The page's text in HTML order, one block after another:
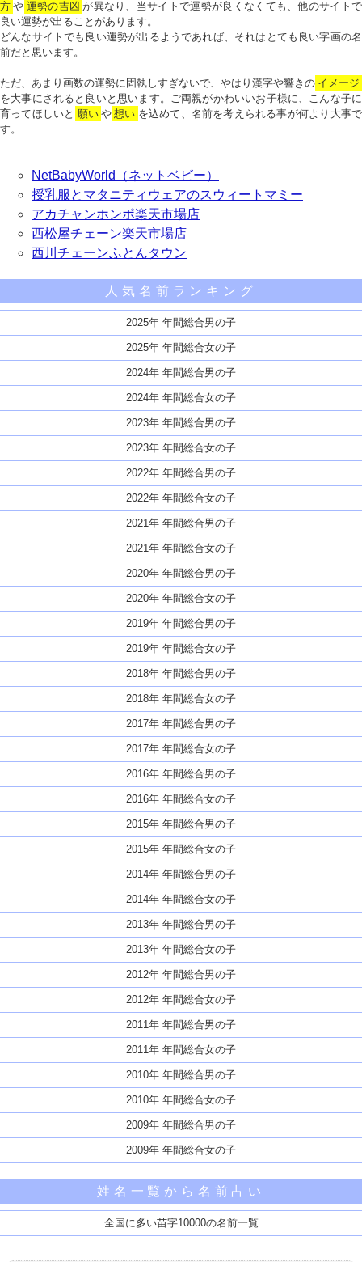
方 や 運勢の吉凶 が異なり、当サイトで運勢が良くなくても、他のサイトで
良い運勢が出ることがあります。
どんなサイトでも良い運勢が出るようであれば、それはとても良い字画の名
前だと思います。
ただ、あまり画数の運勢に固執しすぎないで、やはり漢字や響きの イメージ
を大事にされると良いと思います。ご両親がかわいいお子様に、こんな子に
育ってほしいと 願い や 想い を込めて、名前を考えられる事が何より大事で
す。
NetBabyWorld（ネットベビー）
授乳服とマタニティウェアのスウィートマミー
アカチャンホンポ楽天市場店
西松屋チェーン楽天市場店
西川チェーンふとんタウン
人気名前ランキング
2025年 年間総合男の子
2025年 年間総合女の子
2024年 年間総合男の子
2024年 年間総合女の子
2023年 年間総合男の子
2023年 年間総合女の子
2022年 年間総合男の子
2022年 年間総合女の子
2021年 年間総合男の子
2021年 年間総合女の子
2020年 年間総合男の子
2020年 年間総合女の子
2019年 年間総合男の子
2019年 年間総合女の子
2018年 年間総合男の子
2018年 年間総合女の子
2017年 年間総合男の子
2017年 年間総合女の子
2016年 年間総合男の子
2016年 年間総合女の子
2015年 年間総合男の子
2015年 年間総合女の子
2014年 年間総合男の子
2014年 年間総合女の子
2013年 年間総合男の子
2013年 年間総合女の子
2012年 年間総合男の子
2012年 年間総合女の子
2011年 年間総合男の子
2011年 年間総合女の子
2010年 年間総合男の子
2010年 年間総合女の子
2009年 年間総合男の子
2009年 年間総合女の子
姓名一覧から名前占い
全国に多い苗字10000の名前一覧